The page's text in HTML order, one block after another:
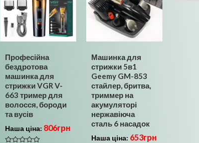
Професійна
бездротова
машинка для
стрижки VGR V-
663 тример для
волосся, бороди
та вусів
Наша ціна: 806грн
Машинка для
стрижки 5в1
Geemy GM-853
стайлер, бритва,
триммер на
акумуляторі
нержавіюча
сталь 6 насадок
Наша ціна: 653грн